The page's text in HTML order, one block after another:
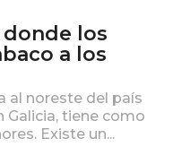
los
a los
al noreste del país
Galicia, tiene como
Existe un...